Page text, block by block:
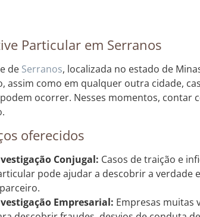
Particular em Serranos
de Serranos, localizada no estado de
assim como em qualquer outra cidade,
ocorrer. Nesses momentos, contar
oferecidos
Conjugal: Casos de traição e
pode ajudar a descobrir a
Empresarial: Empresas muitas